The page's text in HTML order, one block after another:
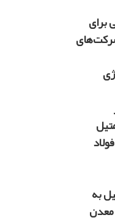
برای
به